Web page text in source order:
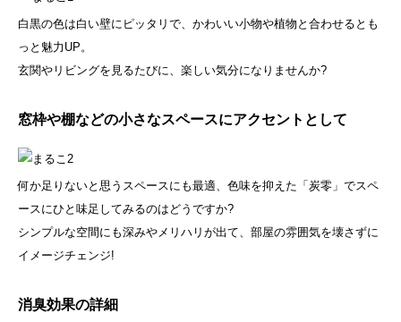
白黒の色は白い壁にピッタリで、かわいい小物や植物と合わせるとも
っと魅力UP。
玄関やリビングを見るたびに、楽しい気分になりませんか?
窓枠や棚などの小さなスペースにアクセントとして
何か足りないと思うスペースにも最適、色味を抑えた「炭零」でスペ
ースにひと味足してみるのはどうですか?
シンプルな空間にも深みやメリハリが出て、部屋の雰囲気を壊さずに
イメージチェンジ!
消臭効果の詳細